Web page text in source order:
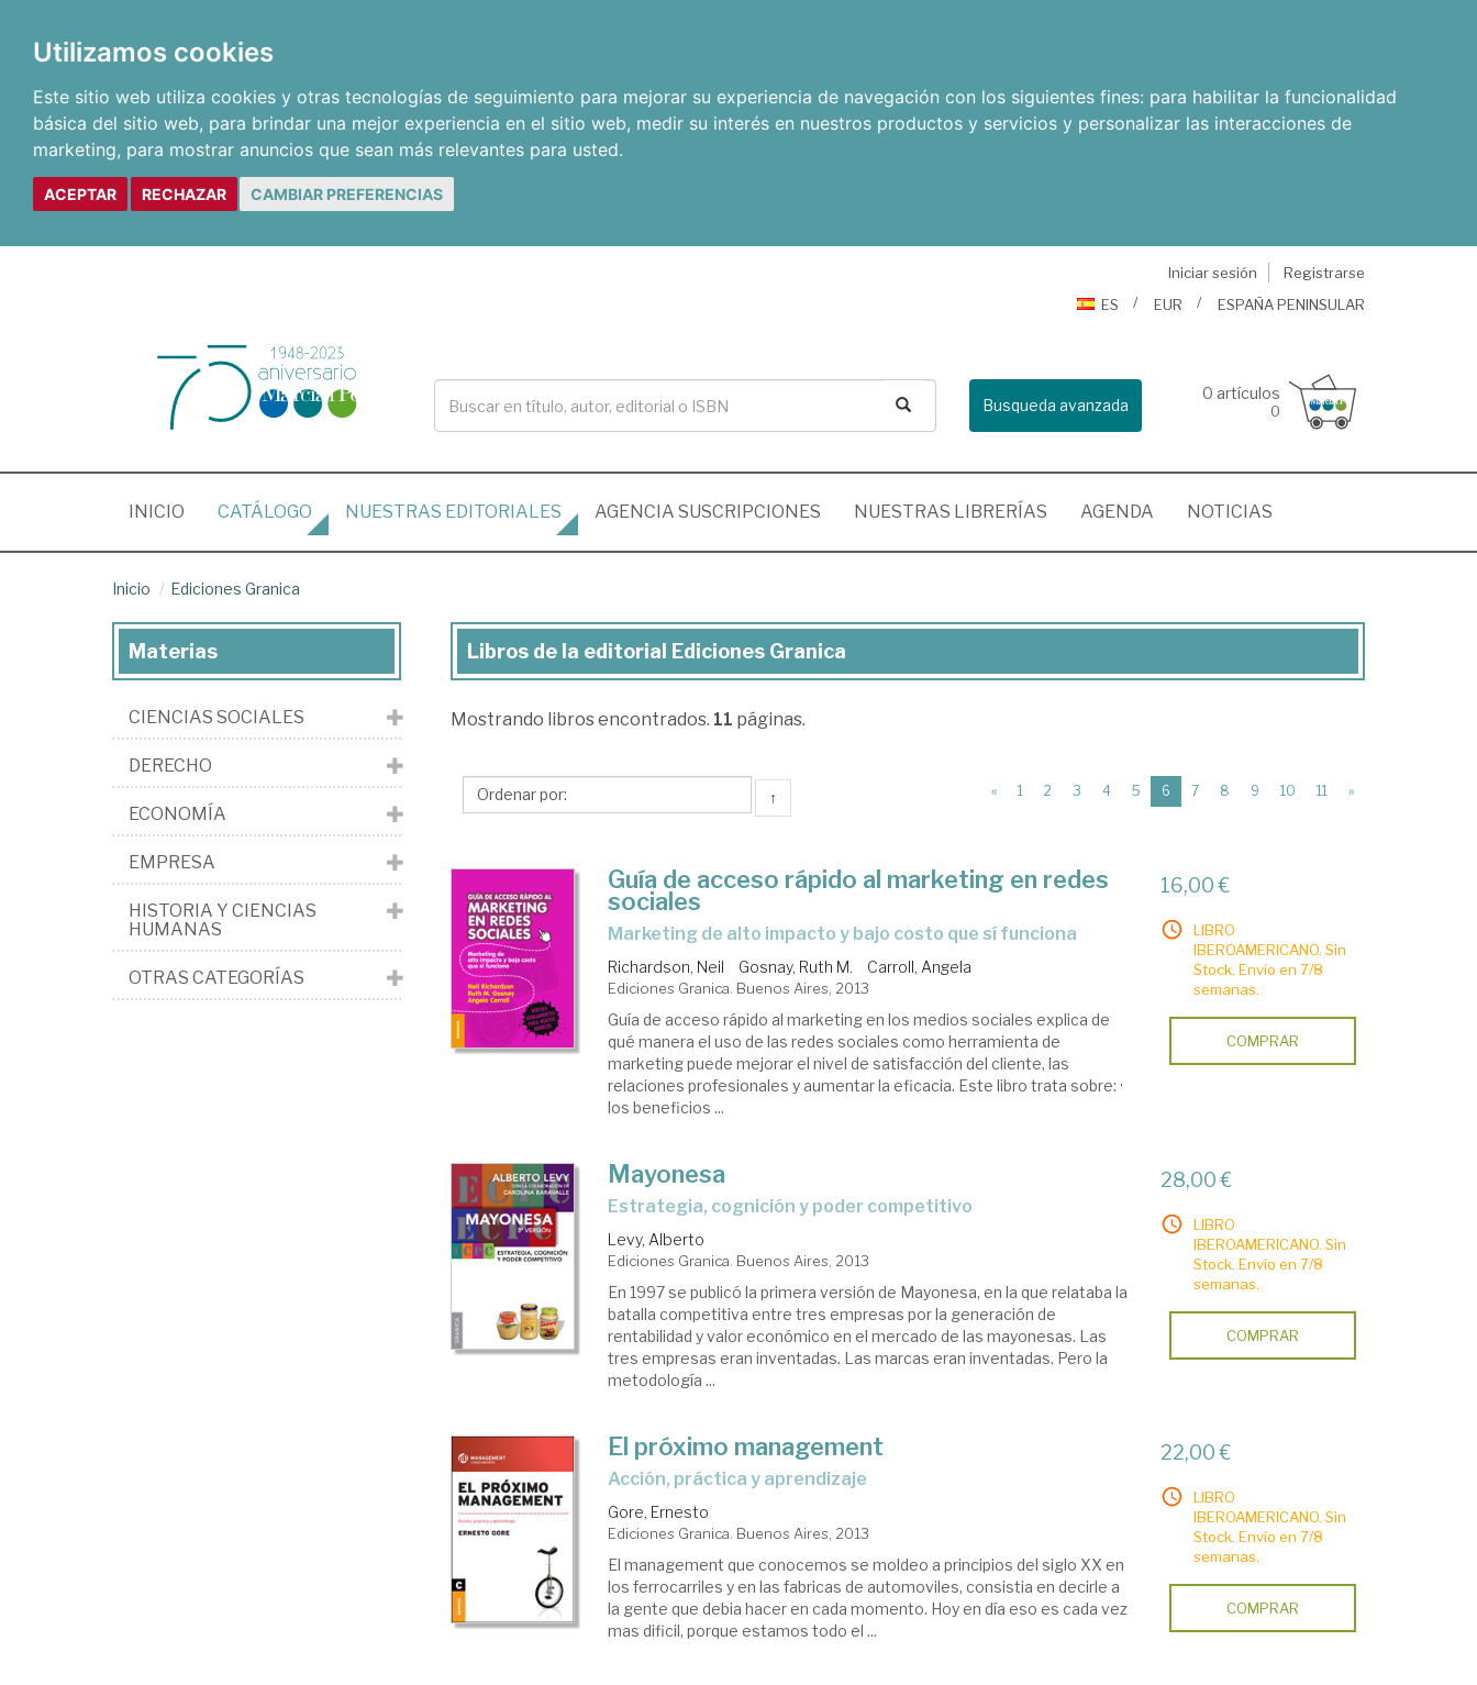
Utilizamos cookies
Este sitio web utiliza cookies y otras tecnologías de seguimiento para mejorar su experiencia de navegación con los siguientes fines: para habilitar la funcionalidad
básica del sitio web, para brindar una mejor experiencia en el sitio web, medir su interés en nuestros productos y servicios y personalizar las interacciones de
marketing, para mostrar anuncios que sean más relevantes para usted.
ACEPTAR RECHAZAR CAMBIAR PREFERENCIAS
Iniciar sesión
Registrarse
ES
EUR ESPAÑA PENINSULAR
Busqueda avanzada
0 artículos
0
INICIO (CURRENT)
CATÁLOGO NUESTRAS EDITORIALES AGENCIA SUSCRIPCIONES NUESTRAS LIBRERÍAS AGENDA NOTICIAS
Inicio Ediciones Granica
Libros
la
Ediciones
Libros de la editorial Ediciones Granica
Mostrando libros encontrados. 11 páginas.
↑ « 1 2 3 4 5 6 (current)
7 8 9 10 11 »
Guía de acceso rápido al marketing en redes
sociales
marketing de alto impacto y bajo costo que sí funciona
Richardson, Neil Gosnay, Ruth M. Carroll, Angela
Ediciones Granica. Buenos Aires, 2013
Guía de acceso rápido al marketing en los medios sociales explica de
qué manera el uso de las redes sociales como herramienta de
marketing puede mejorar el nivel de satisfacción del cliente, las
relaciones profesionales y aumentar la eficacia. Este libro trata sobre: ·
los beneficios ...
16,00 €
LIBRO
IBEROAMERICANO. Sin
Stock. Envío en 7/8
semanas.
COMPRAR
Mayonesa
estrategia, cognición y poder competitivo
Levy, Alberto
Ediciones Granica. Buenos Aires, 2013
En 1997 se publicó la primera versión de Mayonesa, en la que relataba la
batalla competitiva entre tres empresas por la generación de
rentabilidad y valor económico en el mercado de las mayonesas. Las
tres empresas eran inventadas. Las marcas eran inventadas. Pero la
metodología ...
28,00 €
LIBRO
IBEROAMERICANO. Sin
Stock. Envío en 7/8
semanas.
COMPRAR
El próximo management
acción, práctica y aprendizaje
Gore, Ernesto
Ediciones Granica. Buenos Aires, 2013
El management que conocemos se moldeo a principios del siglo XX en
los ferrocarriles y en las fabricas de automoviles, consistia en decirle a
la gente que debia hacer en cada momento. Hoy en día eso es cada vez
mas dificil, porque estamos todo el ...
22,00 €
LIBRO
IBEROAMERICANO. Sin
Stock. Envío en 7/8
semanas.
COMPRAR
Materias
CIENCIAS SOCIALES
DERECHO
ECONOMÍA
EMPRESA
HISTORIA Y CIENCIAS
HUMANAS
OTRAS CATEGORÍAS